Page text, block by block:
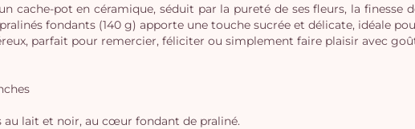
cache-pot en céramique, séduit par la pureté de ses fleurs, la finesse
fondants (140 g) apporte une touche sucrée et délicate, idéale
parfait pour remercier, féliciter ou simplement faire plaisir avec
au lait et noir, au cœur fondant de praliné.